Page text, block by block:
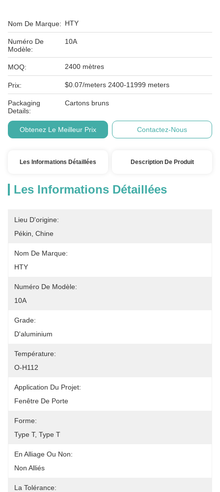
Nom De Marque: HTY
Numéro De
Modèle:
10A
MOQ: 2400 mètres
Prix: $0.07/meters 2400-11999 meters
Packaging
Details:
Cartons bruns
Obtenez Le Meilleur Prix Contactez-Nous
Les Informations Détaillées Description De Produit
Les Informations Détaillées
Lieu D'origine:
Pékin, Chine
Nom De Marque:
HTY
Numéro De Modèle:
10A
Grade:
D'aluminium
Température:
O-H112
Application Du Projet:
Fenêtre De Porte
Forme:
Type T, Type T
En Alliage Ou Non:
Non Alliés
La Tolérance: